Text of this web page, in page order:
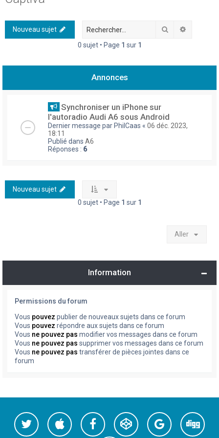
h
r
Nouveau sujet Rechercher
0 sujet • Page 1 sur 1
Annonces
Synchroniser un iPhone sur
l'autoradio Audi A6 sous Android
Dernier message par PhilCaas « 06 déc. 2023,
18:11
Publié dans A6
Réponses : 6
Nouveau sujet
0 sujet • Page 1 sur 1
Aller
Information
Permissions du forum
Vous pouvez publier de nouveaux sujets dans ce forum
Vous pouvez répondre aux sujets dans ce forum
Vous ne pouvez pas modifier vos messages dans ce forum
Vous ne pouvez pas supprimer vos messages dans ce forum
Vous ne pouvez pas transférer de pièces jointes dans ce
forum